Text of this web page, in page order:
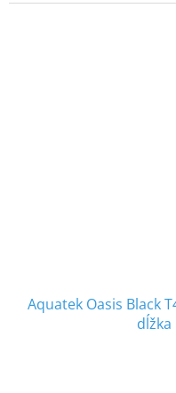
Aquatek Oasis Black
dĺžka